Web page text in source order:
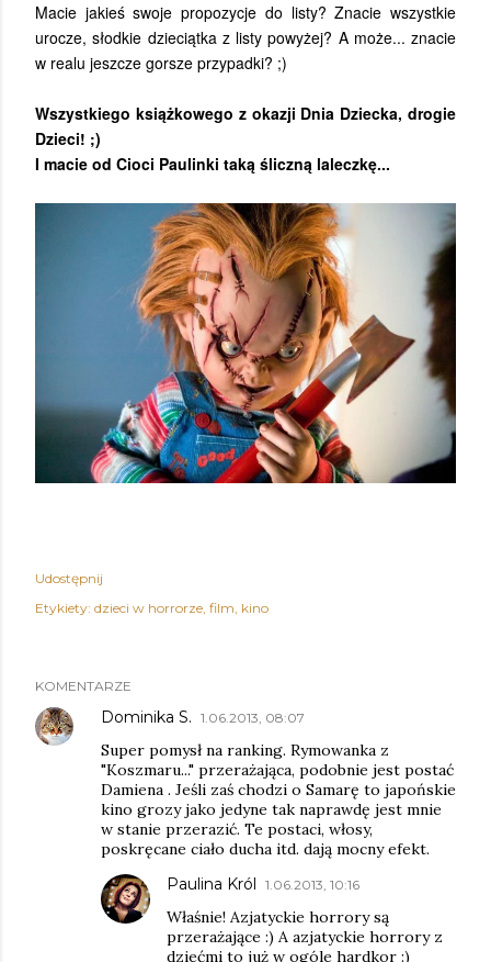
Macie jakieś swoje propozycje do listy? Znacie wszystkie
urocze, słodkie dzieciątka z listy powyżej? A może... znacie
w realu jeszcze gorsze przypadki? ;)
Wszystkiego książkowego z okazji Dnia Dziecka, drogie
Dzieci! ;)
I macie od Cioci Paulinki taką śliczną laleczkę...
Udostępnij
Etykiety: dzieci w horrorze film kino
KOMENTARZE
Dominika S. 1.06.2013, 08:07
Super pomysł na ranking. Rymowanka z
"Koszmaru..." przerażająca, podobnie jest postać
Damiena . Jeśli zaś chodzi o Samarę to japońskie
kino grozy jako jedyne tak naprawdę jest mnie
w stanie przerazić. Te postaci, włosy,
poskręcane ciało ducha itd. dają mocny efekt.
Paulina Król 1.06.2013, 10:16
Właśnie! Azjatyckie horrory są
przerażające :) A azjatyckie horrory z
dziećmi to już w ogóle hardkor :)